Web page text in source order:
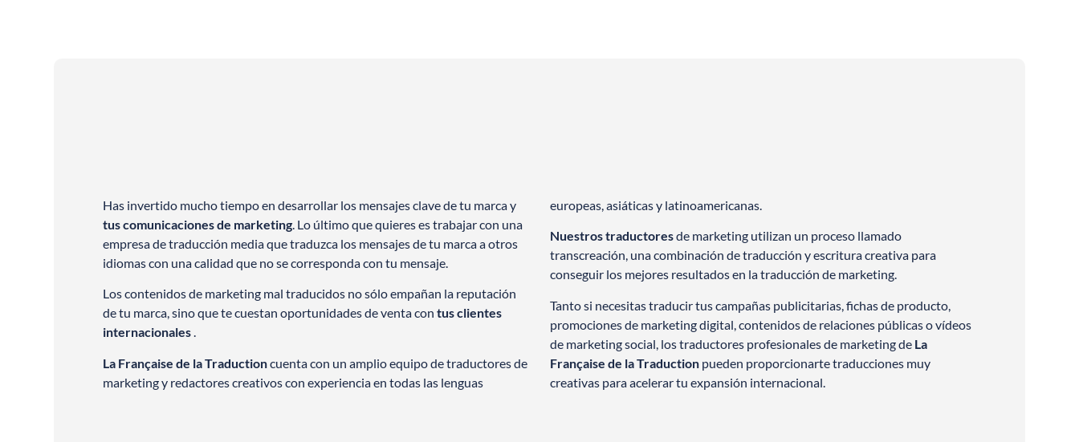
Has invertido mucho tiempo en desarrollar los mensajes clave de tu marca y
tus comunicaciones de marketing. Lo último que quieres es trabajar con una
empresa de traducción media que traduzca los mensajes de tu marca a otros
idiomas con una calidad que no se corresponda con tu mensaje.
Los contenidos de marketing mal traducidos no sólo empañan la reputación
de tu marca, sino que te cuestan oportunidades de venta con tus clientes
internacionales.
La Française de la Traductioncuenta con un amplio equipo de traductores de
marketing y redactores creativos con experiencia en todas las lenguas
europeas, asiáticas y latinoamericanas.
Nuestros traductoresde marketing utilizan un proceso llamado
transcreación, una combinación de traducción y escritura creativa para
conseguir los mejores resultados en la traducción de marketing.
Tanto si necesitas traducir tus campañas publicitarias, fichas de producto,
promociones de marketing digital, contenidos de relaciones públicas o vídeos
de marketing social, los traductores profesionales de marketing de La
Française de la Traductionpueden proporcionarte traducciones muy
creativas para acelerar tu expansión internacional.